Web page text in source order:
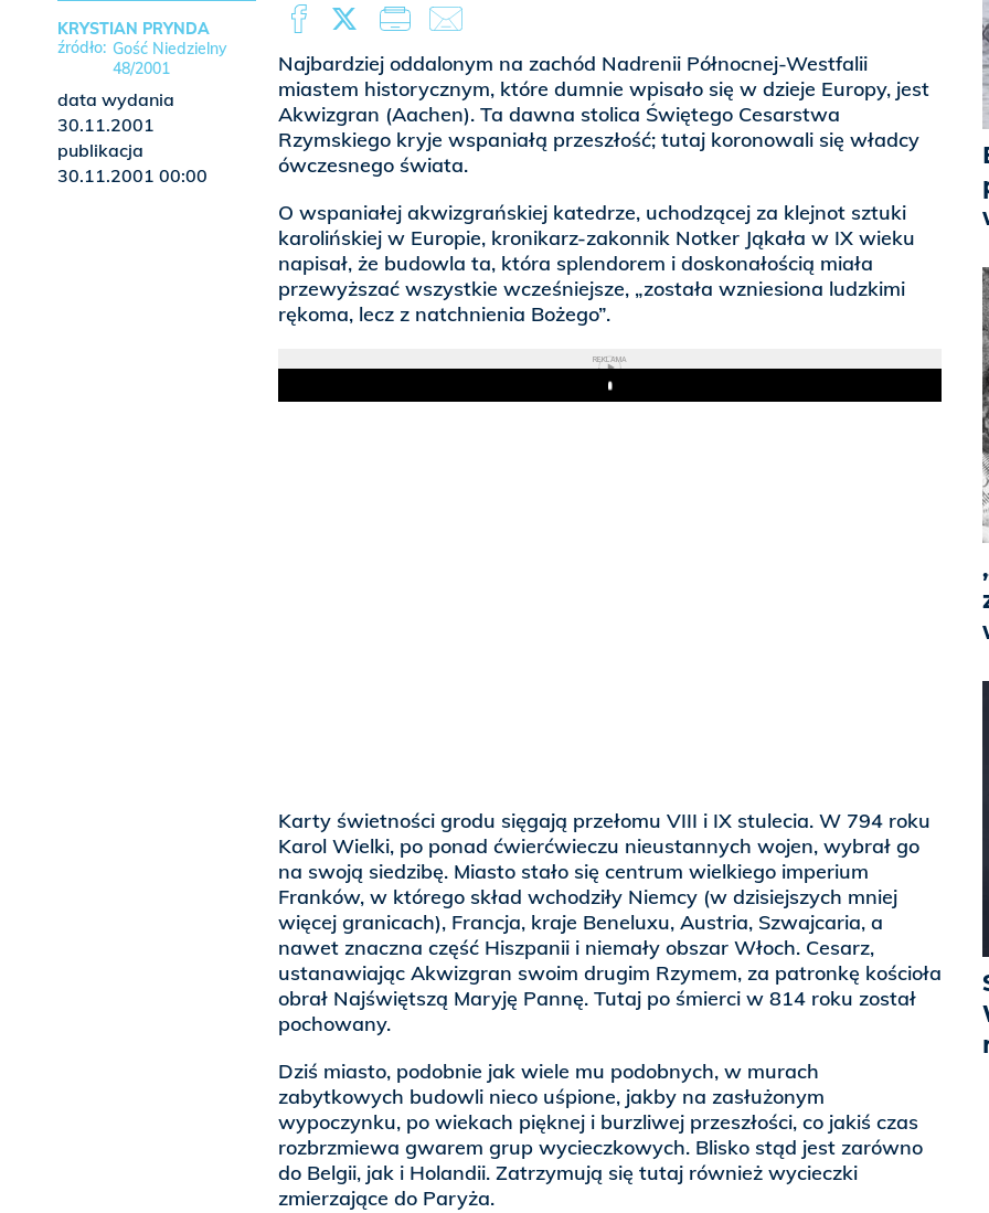
Najbardziej oddalonym na zachód Nadrenii Północnej-Westfalii
miastem historycznym, które dumnie wpisało się w dzieje Europy, jest
Akwizgran (Aachen). Ta dawna stolica Świętego Cesarstwa
Rzymskiego kryje wspaniałą przeszłość; tutaj koronowali się władcy
ówczesnego świata.
O wspaniałej akwizgrańskiej katedrze, uchodzącej za klejnot sztuki
karolińskiej w Europie, kronikarz-zakonnik Notker Jąkała w IX wieku
napisał, że budowla ta, która splendorem i doskonałością miała
przewyższać wszystkie wcześniejsze, „została wzniesiona ludzkimi
rękoma, lecz z natchnienia Bożego”.
REKLAMA
Play
Karty świetności grodu sięgają przełomu VIII i IX stulecia. W 794 roku
Karol Wielki, po ponad ćwierćwieczu nieustannych wojen, wybrał go
na swoją siedzibę. Miasto stało się centrum wielkiego imperium
Franków, w którego skład wchodziły Niemcy (w dzisiejszych mniej
więcej granicach), Francja, kraje Beneluxu, Austria, Szwajcaria, a
nawet znaczna część Hiszpanii i niemały obszar Włoch. Cesarz,
ustanawiając Akwizgran swoim drugim Rzymem, za patronkę kościoła
obrał Najświętszą Maryję Pannę. Tutaj po śmierci w 814 roku został
pochowany.
Dziś miasto, podobnie jak wiele mu podobnych, w murach
zabytkowych budowli nieco uśpione, jakby na zasłużonym
wypoczynku, po wiekach pięknej i burzliwej przeszłości, co jakiś czas
rozbrzmiewa gwarem grup wycieczkowych. Blisko stąd jest zarówno
do Belgii, jak i Holandii. Zatrzymują się tutaj również wycieczki
zmierzające do Paryża.
KRYSTIAN PRYNDA
Gość Niedzielny
48/2001
data wydania
30.11.2001
publikacja
30.11.2001 00:00